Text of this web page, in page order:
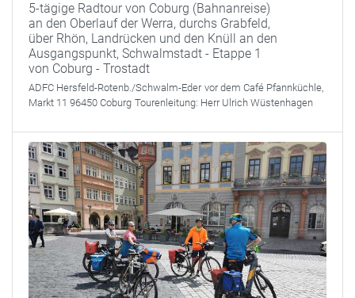
5-tägige Radtour von Coburg (Bahnanreise)
an den Oberlauf der Werra, durchs Grabfeld,
über Rhön, Landrücken und den Knüll an den
Ausgangspunkt, Schwalmstadt - Etappe 1
von Coburg - Trostadt
ADFC Hersfeld-Rotenb./Schwalm-Eder vor dem Café Pfannküchle,
Markt 11 96450 Coburg Tourenleitung: Herr Ulrich Wüstenhagen